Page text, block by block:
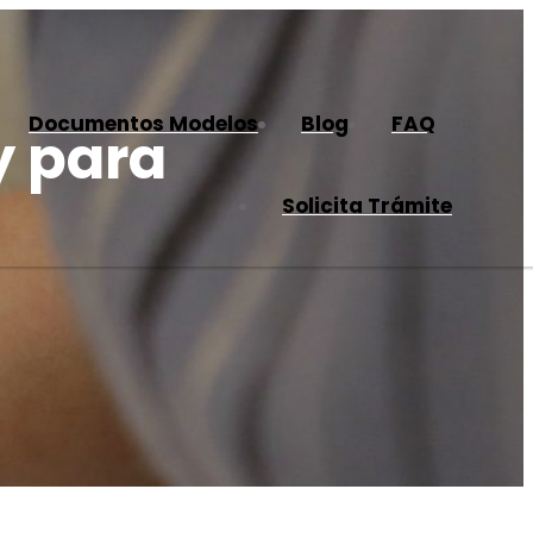
Documentos Modelos Blog FAQ
Solicita Trámite
para